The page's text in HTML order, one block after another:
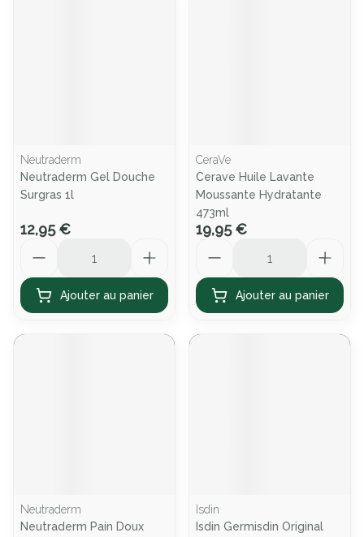
Neutraderm
Neutraderm Gel Douche
Surgras 1l
12,95 €
Ajouter au panier
CeraVe
Cerave Huile Lavante
Moussante Hydratante
473ml
19,95 €
Ajouter au panier
Neutraderm
Neutraderm Pain Doux
Isdin
Isdin Germisdin Original